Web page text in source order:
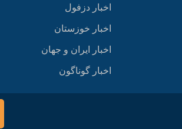
اخبار دزفول
اخبار خوزستان
اخبار ایران و جهان
اخبار گوناگون